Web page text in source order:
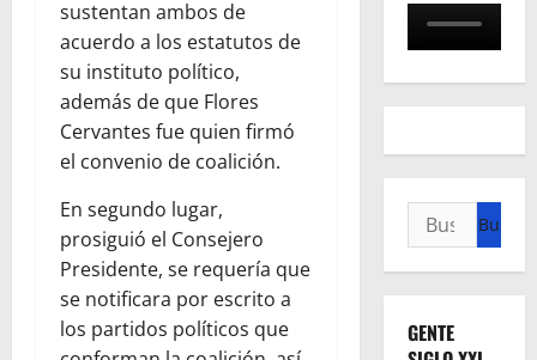
sustentan ambos de
acuerdo a los estatutos de
su instituto político,
además de que Flores
Cervantes fue quien firmó
el convenio de coalición.
En segundo lugar,
prosiguió el Consejero
Presidente, se requería que
se notificara por escrito a
los partidos políticos que
Buscar:
GENTE